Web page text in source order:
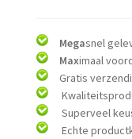
Megasnel
Maximaal
Gratis
Superveel
Echte